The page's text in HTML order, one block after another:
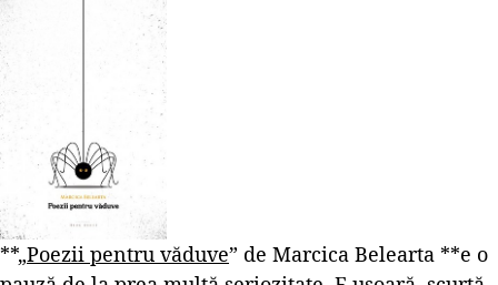
**„Poezii pentru văduve” de Marcica Belearta **e o